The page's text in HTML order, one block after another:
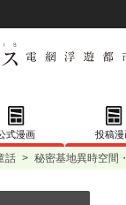
式漫画 投稿漫
話 > 秘密基地異時空間